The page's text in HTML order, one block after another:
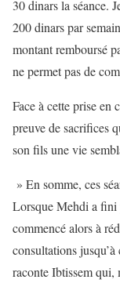
30 dinars la séance.
200 dinars par
montant remboursé
ne permet pas de
Face à cette prise en
preuve de sacrifices
son fils une vie
» En somme, ces
Lorsque Mehdi a fini
commencé alors à
consultations jusqu’à
raconte Ibtissem qui,